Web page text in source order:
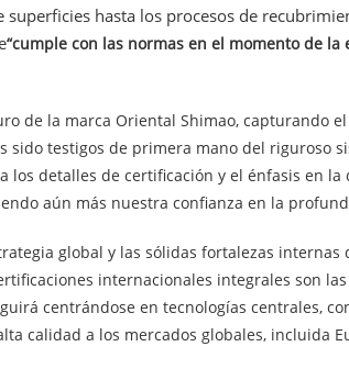
hasta los procesos de
“cumple con las normas en el momento de la
de la marca Oriental Shimao, capturando
testigos de primera mano del riguroso
los detalles de certificación y el énfasis en
aún más nuestra confianza en la
global y las sólidas fortalezas internas
internacionales integrales son
centrándose en tecnologías centrales,
calidad a los mercados globales, incluida